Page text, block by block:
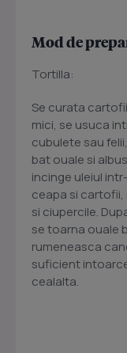
Mod de
Tortilla:
Se curata
mici, se usuca
cubulete sau
bat ouale si
incinge uleiul
ceapa si
si ciupercile.
se toarna ouale
rumeneasca
suficient
cealalta.